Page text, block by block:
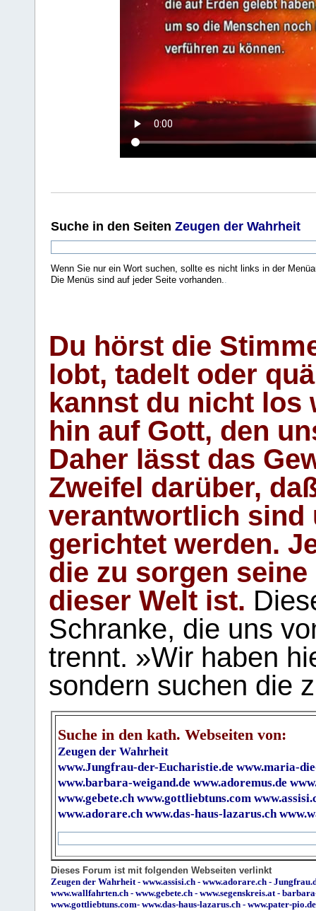
Suche in den Seiten Zeugen der Wahrheit
Wenn Sie nur ein Wort suchen, sollte es nicht links in der
Die Menüs sind auf jeder Seite vorhanden..
Du hörst die
lobt, tadelt oder
kannst du nicht los
hin auf Gott, den
Daher lässt das
Zweifel darüber,
verantwortlich sind
gerichtet werden.
die zu sorgen
dieser Welt ist.
Schranke, die uns
trennt. »Wir haben
sondern suchen die
Suche in den kath. Webseiten von:
Zeugen der Wahrheit
www.Jungfrau-der-Eucharistie.de www.maria-
www.barbara-weigand.de www.adoremus.de
www.gebete.ch www.gottliebtuns.com
www.adorare.ch www.das-haus-lazarus.ch
Dieses Forum ist mit folgenden Webseiten verlinkt
Zeugen der Wahrheit- www.assisi.ch - www.adorare.ch -
www.wallfahrten.ch - www.gebete.ch - www.segenskreis.at-
www.gottliebtuns.com- www.das-haus-lazarus.ch - www.pater-pio.de